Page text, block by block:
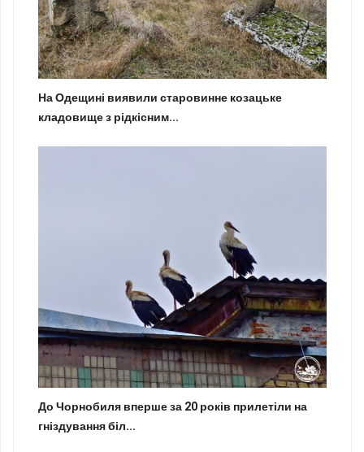
На Одещині виявили старовинне козацьке
кладовище з рідкісним...
До Чорнобиля вперше за 20 років прилетіли на
гніздування біл...